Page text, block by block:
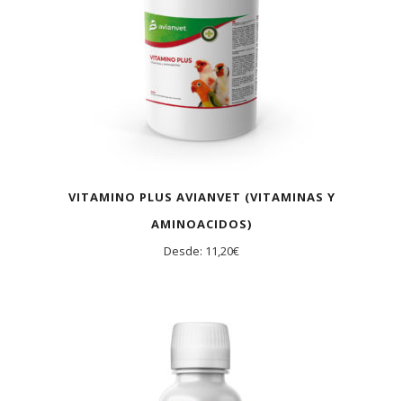
VITAMINO PLUS AVIANVET (VITAMINAS Y
AMINOACIDOS)
Desde: 11,20€